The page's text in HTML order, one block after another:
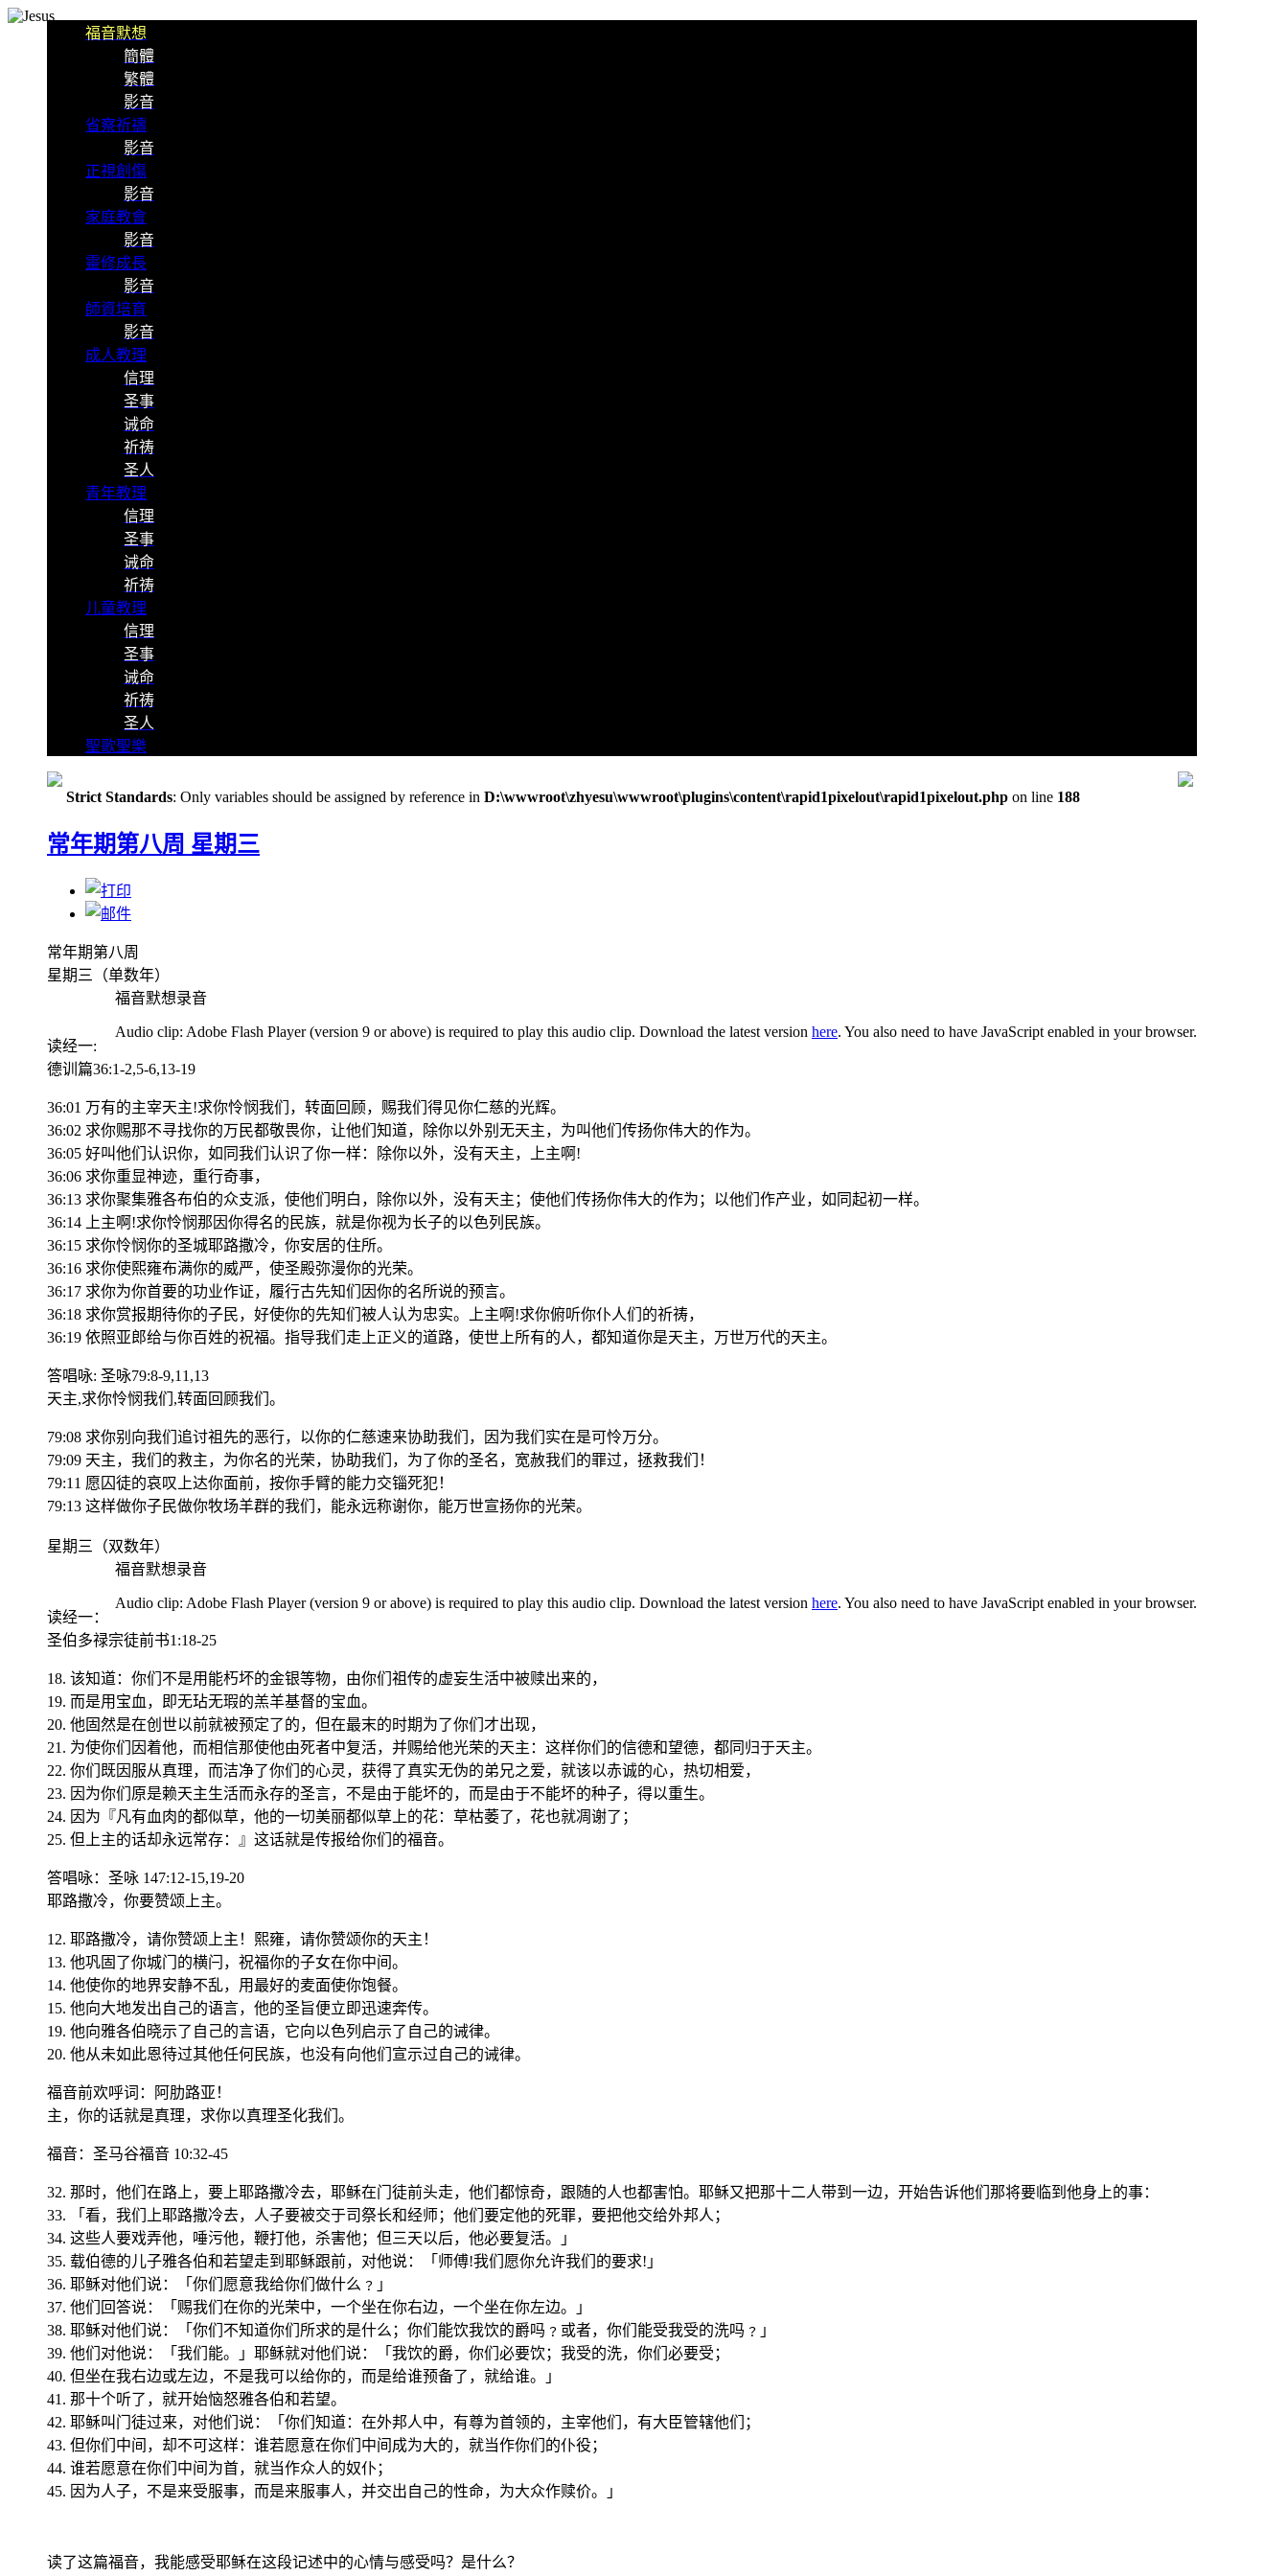
福音默想
簡體
繁體
影音
省察祈禱
影音
正視創傷
影音
家庭教會
影音
靈修成長
影音
師資培育
影音
成人教理
信理
圣事
诫命
祈祷
圣人
青年教理
信理
圣事
诫命
祈祷
儿童教理
信理
圣事
诫命
祈祷
圣人
聖歌聖樂
Strict Standards: Only variables should be assigned by reference in D:\wwwroot\zhyesu\wwwroot\plugins\content\rapid1pixelout\rapid1pixelout.php on line 188
常年期第八周 星期三
常年期第八周
星期三（单数年）
福音默想录音
Audio clip: Adobe Flash Player (version 9 or above) is required to play this audio clip. Download the latest version here. You also need to have JavaScript enabled in your browser.
读经一:
德训篇36:1-2,5-6,13-19
36:01 万有的主宰天主!求你怜悯我们，转面回顾，赐我们得见你仁慈的光辉。
36:02 求你赐那不寻找你的万民都敬畏你，让他们知道，除你以外别无天主，为叫他们传扬你伟大的作为。
36:05 好叫他们认识你，如同我们认识了你一样：除你以外，没有天主，上主啊!
36:06 求你重显神迹，重行奇事，
36:13 求你聚集雅各布伯的众支派，使他们明白，除你以外，没有天主；使他们传扬你伟大的作为；以他们作产业，如同起初一样。
36:14 上主啊!求你怜悯那因你得名的民族，就是你视为长子的以色列民族。
36:15 求你怜悯你的圣城耶路撒冷，你安居的住所。
36:16 求你使熙雍布满你的威严，使圣殿弥漫你的光荣。
36:17 求你为你首要的功业作证，履行古先知们因你的名所说的预言。
36:18 求你赏报期待你的子民，好使你的先知们被人认为忠实。上主啊!求你俯听你仆人们的祈祷，
36:19 依照亚郎给与你百姓的祝福。指导我们走上正义的道路，使世上所有的人，都知道你是天主，万世万代的天主。
答唱咏: 圣咏79:8-9,11,13
天主,求你怜悯我们,转面回顾我们。
79:08 求你别向我们追讨祖先的恶行，以你的仁慈速来协助我们，因为我们实在是可怜万分。
79:09 天主，我们的救主，为你名的光荣，协助我们，为了你的圣名，宽赦我们的罪过，拯救我们！
79:11 愿囚徒的哀叹上达你面前，按你手臂的能力交锱死犯！
79:13 这样做你子民做你牧场羊群的我们，能永远称谢你，能万世宣扬你的光荣。
星期三（双数年）
福音默想录音
Audio clip: Adobe Flash Player (version 9 or above) is required to play this audio clip. Download the latest version here. You also need to have JavaScript enabled in your browser.
读经一：
圣伯多禄宗徒前书1:18-25
18. 该知道：你们不是用能朽坏的金银等物，由你们祖传的虚妄生活中被赎出来的，
19. 而是用宝血，即无玷无瑕的羔羊基督的宝血。
20. 他固然是在创世以前就被预定了的，但在最末的时期为了你们才出现，
21. 为使你们因着他，而相信那使他由死者中复活，并赐给他光荣的天主：这样你们的信德和望德，都同归于天主。
22. 你们既因服从真理，而洁净了你们的心灵，获得了真实无伪的弟兄之爱，就该以赤诚的心，热切相爱，
23. 因为你们原是赖天主生活而永存的圣言，不是由于能坏的，而是由于不能坏的种子，得以重生。
24. 因为『凡有血肉的都似草，他的一切美丽都似草上的花：草枯萎了，花也就凋谢了；
25. 但上主的话却永远常存：』这话就是传报给你们的福音。
答唱咏：圣咏 147:12-15,19-20
耶路撒冷，你要赞颂上主。
12. 耶路撒冷，请你赞颂上主！熙雍，请你赞颂你的天主！
13. 他巩固了你城门的横闩，祝福你的子女在你中间。
14. 他使你的地界安静不乱，用最好的麦面使你饱餐。
15. 他向大地发出自己的语言，他的圣旨便立即迅速奔传。
19. 他向雅各伯晓示了自己的言语，它向以色列启示了自己的诫律。
20. 他从未如此恩待过其他任何民族，也没有向他们宣示过自己的诫律。
福音前欢呼词：阿肋路亚！
主，你的话就是真理，求你以真理圣化我们。
福音：圣马谷福音 10:32-45
32. 那时，他们在路上，要上耶路撒冷去，耶稣在门徒前头走，他们都惊奇，跟随的人也都害怕。耶稣又把那十二人带到一边，开始告诉他们那将要临到他身上的事：
33. 「看，我们上耶路撒冷去，人子要被交于司祭长和经师；他们要定他的死罪，要把他交给外邦人；
34. 这些人要戏弄他，唾污他，鞭打他，杀害他；但三天以后，他必要复活。」
35. 载伯德的儿子雅各伯和若望走到耶稣跟前，对他说：「师傅!我们愿你允许我们的要求!」
36. 耶稣对他们说：「你们愿意我给你们做什么﹖」
37. 他们回答说：「赐我们在你的光荣中，一个坐在你右边，一个坐在你左边。」
38. 耶稣对他们说：「你们不知道你们所求的是什么；你们能饮我饮的爵吗﹖或者，你们能受我受的洗吗﹖」
39. 他们对他说：「我们能。」耶稣就对他们说：「我饮的爵，你们必要饮；我受的洗，你们必要受；
40. 但坐在我右边或左边，不是我可以给你的，而是给谁预备了，就给谁。」
41. 那十个听了，就开始恼怒雅各伯和若望。
42. 耶稣叫门徒过来，对他们说：「你们知道：在外邦人中，有尊为首领的，主宰他们，有大臣管辖他们；
43. 但你们中间，却不可这样：谁若愿意在你们中间成为大的，就当作你们的仆役；
44. 谁若愿意在你们中间为首，就当作众人的奴仆；
45. 因为人子，不是来受服事，而是来服事人，并交出自己的性命，为大众作赎价。」
读了这篇福音，我能感受耶稣在这段记述中的心情与感受吗？是什么？